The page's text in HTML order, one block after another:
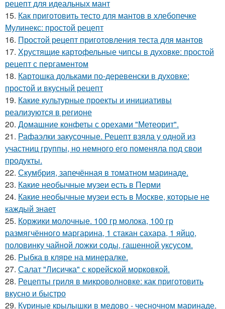
рецепт для идеальных мант
15. Как приготовить тесто для мантов в хлебопечке
Мулинекс: простой рецепт
16. Простой рецепт приготовления теста для мантов
17. Хрустящие картофельные чипсы в духовке: простой
рецепт с пергаментом
18. Картошка дольками по-деревенски в духовке:
простой и вкусный рецепт
19. Какие культурные проекты и инициативы
реализуются в регионе
20. Домашние конфеты с орехами "Метеорит".
21. Рафаэлки закусочные. Рецепт взяла у одной из
участниц группы, но немного его поменяла под свои
продукты.
22. Скумбрия, запечённая в томатном маринаде.
23. Какие необычные музеи есть в Перми
24. Какие необычные музеи есть в Москве, которые не
каждый знает
25. Коржики молочные. 100 гр молока, 100 гр
размягчённого маргарина, 1 стакан сахара, 1 яйцо,
половинку чайной ложки соды, гашенной уксусом.
26. Рыбка в кляре на минералке.
27. Салат "Лисичка" с корейской морковкой.
28. Рецепты гриля в микроволновке: как приготовить
вкусно и быстро
29. Куриные крылышки в медово - чесночном маринаде.